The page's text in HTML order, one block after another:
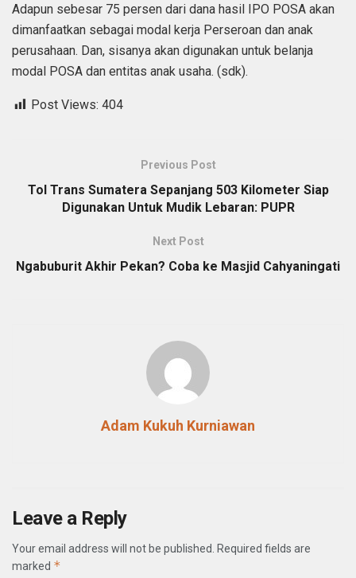
Adapun sebesar 75 persen dari dana hasil IPO POSA akan
dimanfaatkan sebagai modal kerja Perseroan dan anak
perusahaan. Dan, sisanya akan digunakan untuk belanja
modal POSA dan entitas anak usaha. (sdk).
Post Views: 404
Previous Post
Tol Trans Sumatera Sepanjang 503 Kilometer Siap
Digunakan Untuk Mudik Lebaran: PUPR
Next Post
Ngabuburit Akhir Pekan? Coba ke Masjid Cahyaningati
Adam Kukuh Kurniawan
Leave a Reply
Your email address will not be published.
Required fields are
marked *